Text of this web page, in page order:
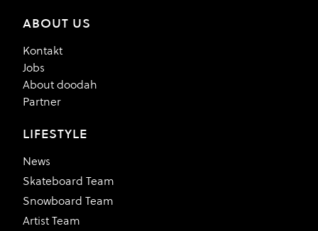
ABOUT US
Kontakt
Jobs
About doodah
Partner
LIFESTYLE
News
Skateboard Team
Snowboard Team
Artist Team